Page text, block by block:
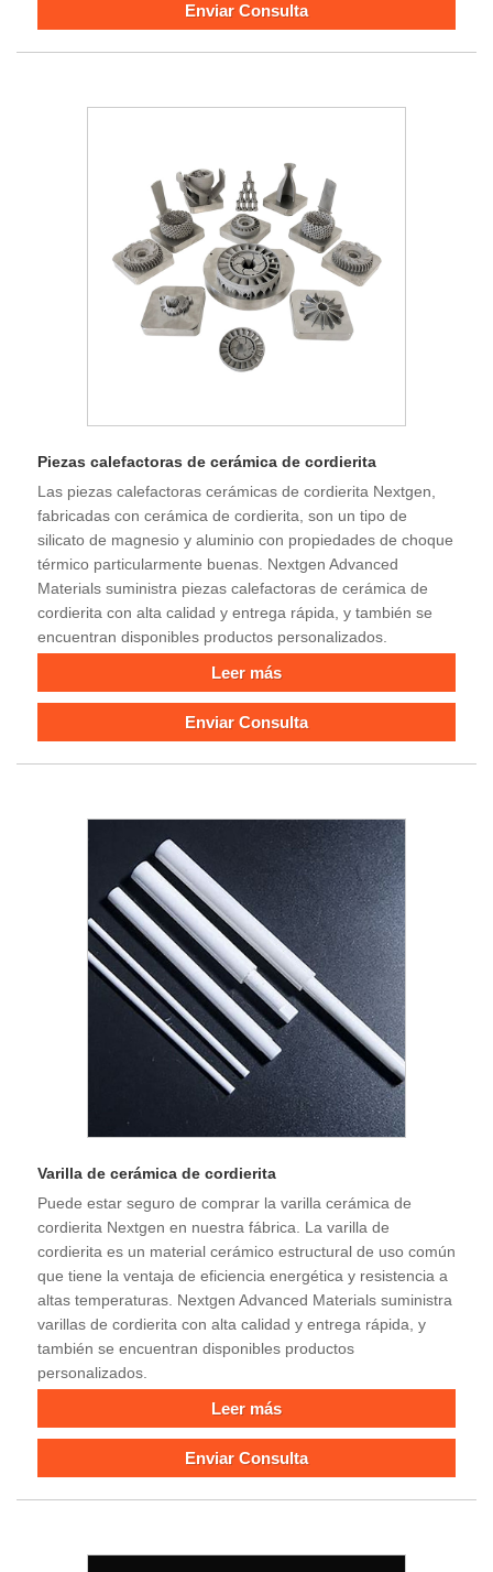
Enviar Consulta
Piezas calefactoras de cerámica de cordierita
Las piezas calefactoras cerámicas de cordierita Nextgen,
fabricadas con cerámica de cordierita, son un tipo de
silicato de magnesio y aluminio con propiedades de choque
térmico particularmente buenas. Nextgen Advanced
Materials suministra piezas calefactoras de cerámica de
cordierita con alta calidad y entrega rápida, y también se
encuentran disponibles productos personalizados.
Leer más
Enviar Consulta
Varilla de cerámica de cordierita
Puede estar seguro de comprar la varilla cerámica de
cordierita Nextgen en nuestra fábrica. La varilla de
cordierita es un material cerámico estructural de uso común
que tiene la ventaja de eficiencia energética y resistencia a
altas temperaturas. Nextgen Advanced Materials suministra
varillas de cordierita con alta calidad y entrega rápida, y
también se encuentran disponibles productos
personalizados.
Leer más
Enviar Consulta